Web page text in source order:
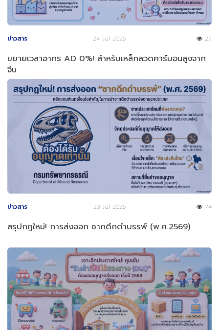
ข่าวสาร 24 Jul 2026 27
ขยายเวลาอากร AD 0%! สำหรับเหล็กลวดคาร์บอนสูงจาก
จีน
ข่าวสาร 23 Jul 2026 74
สรุปกฎใหม่! การส่งออก ซากดึกดำบรรพ์ (พ.ศ.2569)